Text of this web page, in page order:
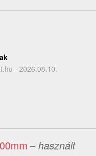
- 2026.08.10.
– használt